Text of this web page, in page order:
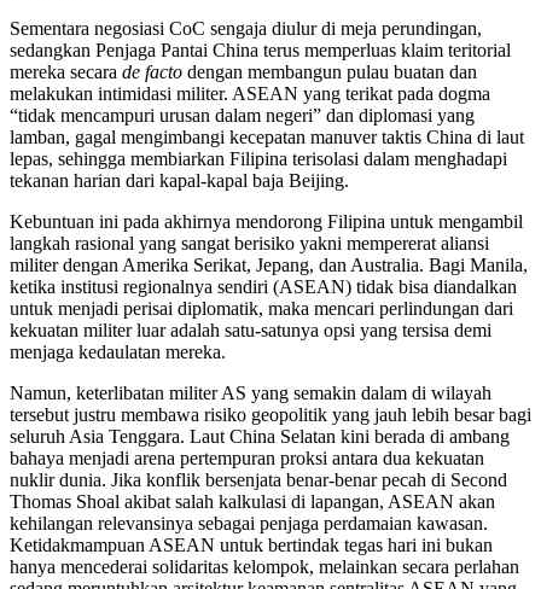
Sementara negosiasi CoC sengaja diulur di meja perundingan,
sedangkan Penjaga Pantai China terus memperluas klaim teritorial
mereka secara de facto dengan membangun pulau buatan dan
melakukan intimidasi militer. ASEAN yang terikat pada dogma
“tidak mencampuri urusan dalam negeri” dan diplomasi yang
lamban, gagal mengimbangi kecepatan manuver taktis China di laut
lepas, sehingga membiarkan Filipina terisolasi dalam menghadapi
tekanan harian dari kapal-kapal baja Beijing.
Kebuntuan ini pada akhirnya mendorong Filipina untuk mengambil
langkah rasional yang sangat berisiko yakni mempererat aliansi
militer dengan Amerika Serikat, Jepang, dan Australia. Bagi Manila,
ketika institusi regionalnya sendiri (ASEAN) tidak bisa diandalkan
untuk menjadi perisai diplomatik, maka mencari perlindungan dari
kekuatan militer luar adalah satu-satunya opsi yang tersisa demi
menjaga kedaulatan mereka.
Namun, keterlibatan militer AS yang semakin dalam di wilayah
tersebut justru membawa risiko geopolitik yang jauh lebih besar bagi
seluruh Asia Tenggara. Laut China Selatan kini berada di ambang
bahaya menjadi arena pertempuran proksi antara dua kekuatan
nuklir dunia. Jika konflik bersenjata benar-benar pecah di Second
Thomas Shoal akibat salah kalkulasi di lapangan, ASEAN akan
kehilangan relevansinya sebagai penjaga perdamaian kawasan.
Ketidakmampuan ASEAN untuk bertindak tegas hari ini bukan
hanya mencederai solidaritas kelompok, melainkan secara perlahan